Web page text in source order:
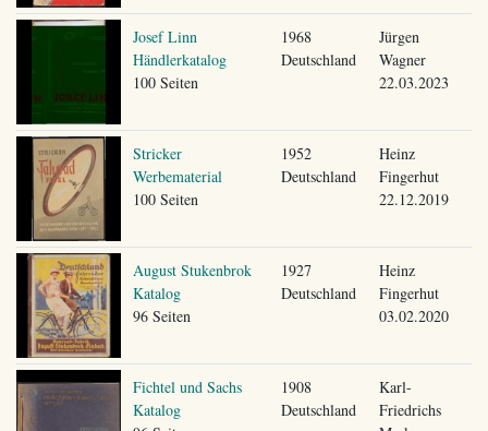
Josef Linn
Händlerkatalog
100 Seiten
1968
Deutschland
Jürgen
Wagner
22.03.2023
Stricker
Werbematerial
100 Seiten
1952
Deutschland
Heinz
Fingerhut
22.12.2019
August Stukenbrok
Katalog
96 Seiten
1927
Deutschland
Heinz
Fingerhut
03.02.2020
Fichtel und Sachs
Katalog
1908
Deutschland
Karl-
Friedrichs